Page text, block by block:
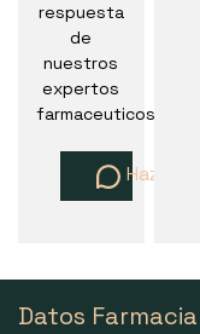
respuesta
de
nuestros
expertos
farmaceuticos
Haz
Datos Farmacia